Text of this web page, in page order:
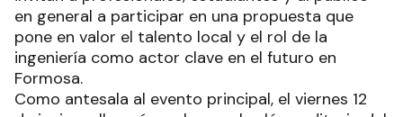
en general a participar en una propuesta que
pone en valor el talento local y el rol de la
ingeniería como actor clave en el futuro en
Formosa.
Como antesala al evento principal, el viernes 12